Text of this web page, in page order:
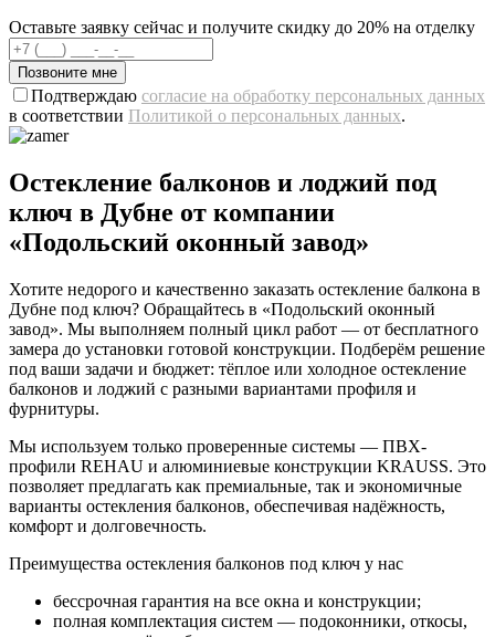
Оставьте заявку сейчас и получите скидку до 20% на отделку
Позвоните мне
Подтверждаю согласие на обработку персональных данных
в соответствии Политикой о персональных данных.
Остекление балконов и лоджий под
ключ в Дубне от компании
«Подольский оконный завод»
Хотите недорого и качественно заказать остекление балкона в
Дубне под ключ? Обращайтесь в «Подольский оконный
завод». Мы выполняем полный цикл работ — от бесплатного
замера до установки готовой конструкции. Подберём решение
под ваши задачи и бюджет: тёплое или холодное остекление
балконов и лоджий с разными вариантами профиля и
фурнитуры.
Мы используем только проверенные системы — ПВХ-
профили REHAU и алюминиевые конструкции KRAUSS. Это
позволяет предлагать как премиальные, так и экономичные
варианты остекления балконов, обеспечивая надёжность,
комфорт и долговечность.
Преимущества остекления балконов под ключ у нас
бессрочная гарантия на все окна и конструкции;
полная комплектация систем — подоконники, откосы,